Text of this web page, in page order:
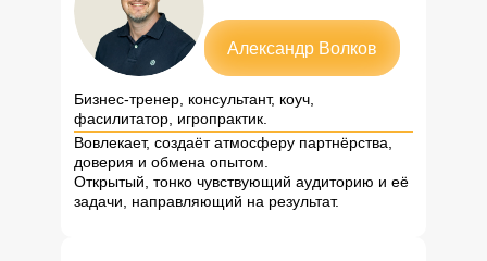
Александр Волков
Бизнес-тренер, консультант, коуч,
фасилитатор, игропрактик.
Вовлекает, создаёт атмосферу партнёрства,
доверия и обмена опытом.
Открытый, тонко чувствующий аудиторию и её
задачи, направляющий на результат.